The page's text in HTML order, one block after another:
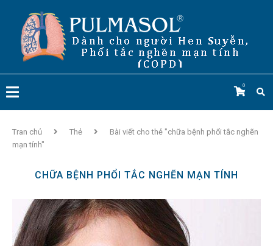
0
Tran chủ Thẻ
Bài viết cho thẻ "chữa bệnh phổi tắc nghẽn
mạn tính"
CHỮA BỆNH PHỔI TẮC NGHẼN MẠN TÍNH